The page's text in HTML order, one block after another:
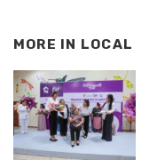
MORE IN LOCAL